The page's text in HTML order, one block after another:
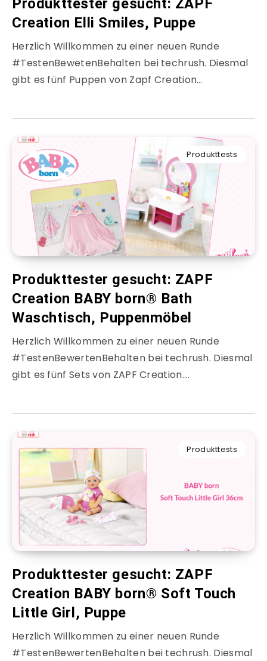
Produkttester gesucht: ZAPF
Creation Elli Smiles, Puppe
Herzlich Willkommen zu einer neuen Runde
#TestenBewetenBehalten bei techrush. Diesmal
gibt es fünf Puppen von Zapf Creation…
Produkttests
Produkttester gesucht: ZAPF
Creation BABY born® Bath
Waschtisch, Puppenmöbel
Herzlich Willkommen zu einer neuen Runde
#TestenBewertenBehalten bei techrush. Diesmal
gibt es fünf Sets von ZAPF Creation….
Produkttests
Produkttester gesucht: ZAPF
Creation BABY born® Soft Touch
Little Girl, Puppe
Herzlich Willkommen zu einer neuen Runde
#TestenBewertenBehalten bei techrush. Diesmal